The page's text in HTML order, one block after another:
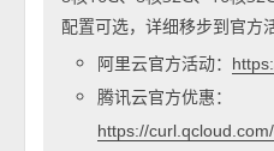
配置可选，详细移步到官方
阿里云官方活动：
腾讯云官方优惠：
https://